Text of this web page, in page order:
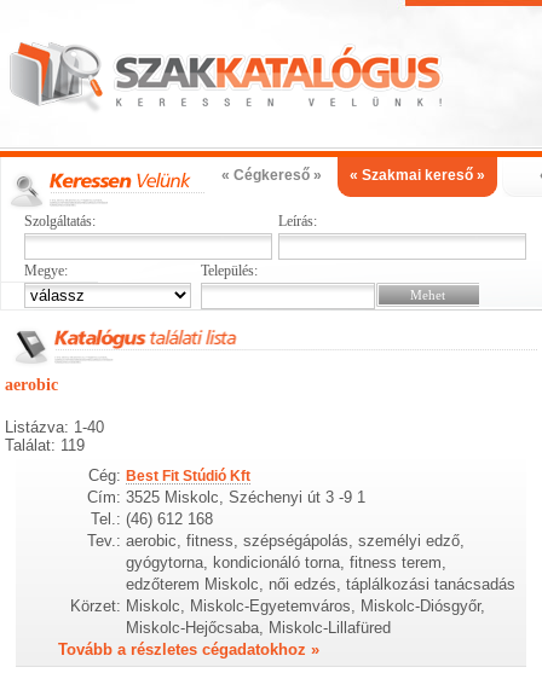
« Cégkereső » « Szakmai kereső »
Szolgáltatás: Leírás:
Megye: Település:
aerobic
Listázva: 1-40
Találat: 119
Cég: Best Fit Stúdió Kft
Cím: 3525 Miskolc, Széchenyi út 3 -9 1
Tel.: (46) 612 168
Tev.: aerobic, fitness, szépségápolás, személyi edző,
gyógytorna, kondicionáló torna, fitness terem,
edzőterem Miskolc, női edzés, táplálkozási tanácsadás
Körzet: Miskolc, Miskolc-Egyetemváros, Miskolc-Diósgyőr,
Miskolc-Hejőcsaba, Miskolc-Lillafüred
Tovább a részletes cégadatokhoz »